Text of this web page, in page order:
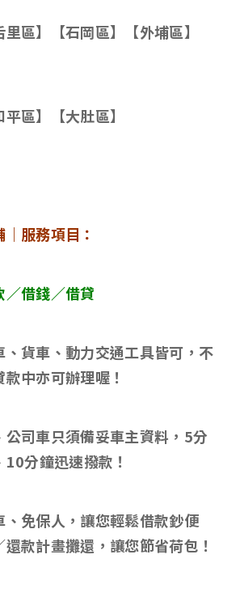
里區】【石岡區】【外埔區】
平區】【大肚區】
服務項目：
／借錢／借貸
、貨車、動力交通工具皆可，不
中亦可辦理喔！
司車只須備妥車主資料， 5分
10分鐘迅速撥款！
、免保人，讓您輕鬆借款鈔便
款計畫攤還，讓您節省荷包！